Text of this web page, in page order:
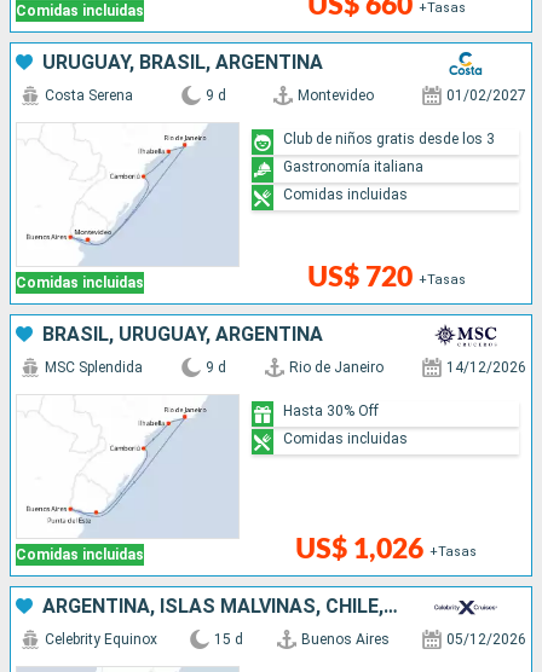
Comidas incluidas US$ 660 +Tasas
URUGUAY, BRASIL, ARGENTINA
Comidas incluidas
Costa Serena 9 d Montevideo 01/02/2027
US$ 720 +Tasas
Club de niños gratis desde los 3
Gastronomía italiana
Comidas incluidas
BRASIL, URUGUAY, ARGENTINA
Comidas incluidas
MSC Splendida 9 d Rio de Janeiro 14/12/2026
US$ 1,026 +Tasas
Hasta 30% Off
Comidas incluidas
ARGENTINA, ISLAS MALVINAS, CHILE, URUGUAY
Celebrity Equinox 15 d Buenos Aires 05/12/2026